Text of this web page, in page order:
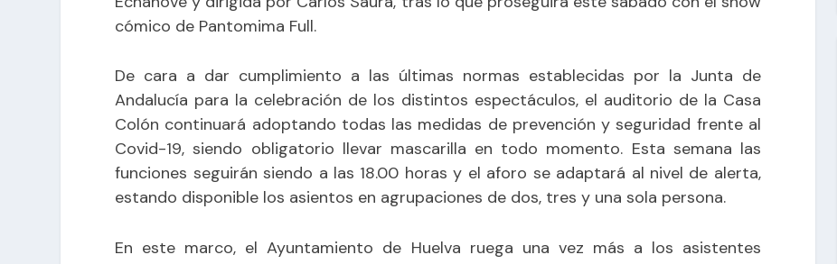
cómico de Pantomima Full.
De cara a dar cumplimiento a las últimas normas establecidas por la Junta de
Andalucía para la celebración de los distintos espectáculos, el auditorio de la Casa
Colón continuará adoptando todas las medidas de prevención y seguridad frente al
Covid-19, siendo obligatorio llevar mascarilla en todo momento. Esta semana las
funciones seguirán siendo a las 18.00 horas y el aforo se adaptará al nivel de alerta,
estando disponible los asientos en agrupaciones de dos, tres y una sola persona.
En este marco, el Ayuntamiento de Huelva ruega una vez más a los asistentes